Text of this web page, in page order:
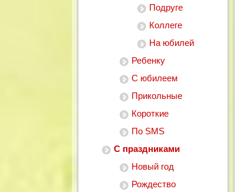
Подруге
Коллеге
На юбилей
Ребенку
С юбилеем
Прикольные
Короткие
По SMS
С праздниками
Новый год
Рождество